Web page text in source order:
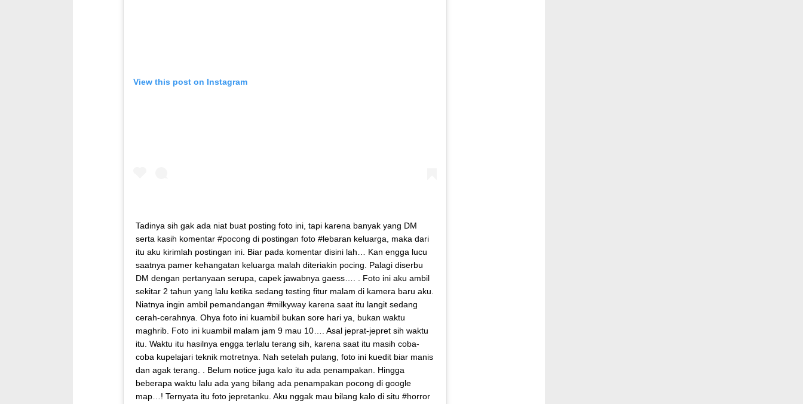
View this post on Instagram
Tadinya sih gak ada niat buat posting foto ini, tapi karena banyak yang DM
serta kasih komentar #pocong di postingan foto #lebaran keluarga, maka dari
itu aku kirimlah postingan ini. Biar pada komentar disini lah… Kan engga lucu
saatnya pamer kehangatan keluarga malah diteriakin pocing. Palagi diserbu
DM dengan pertanyaan serupa, capek jawabnya gaess…. . Foto ini aku ambil
sekitar 2 tahun yang lalu ketika sedang testing fitur malam di kamera baru aku.
Niatnya ingin ambil pemandangan #milkyway karena saat itu langit sedang
cerah-cerahnya. Ohya foto ini kuambil bukan sore hari ya, bukan waktu
maghrib. Foto ini kuambil malam jam 9 mau 10…. Asal jeprat-jepret sih waktu
itu. Waktu itu hasilnya engga terlalu terang sih, karena saat itu masih coba-
coba kupelajari teknik motretnya. Nah setelah pulang, foto ini kuedit biar manis
dan agak terang. . Belum notice juga kalo itu ada penampakan. Hingga
beberapa waktu lalu ada yang bilang ada penampakan pocong di google
map…! Ternyata itu foto jepretanku. Aku nggak mau bilang kalo di situ #horror